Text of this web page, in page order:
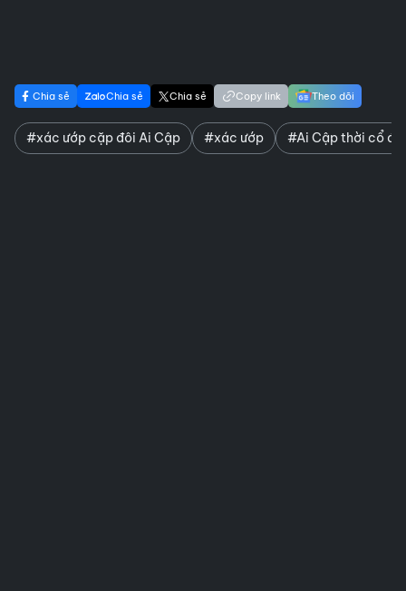
Chia sẻ Chia sẻ Chia sẻ Copy link Theo dõi
#xác ướp cặp đôi Ai Cập #xác ướp #Ai Cập thời cổ đại